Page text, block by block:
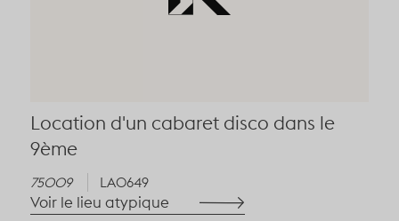
Location d'un cabaret disco dans le
9ème
75009 LA0649
Voir le lieu atypique